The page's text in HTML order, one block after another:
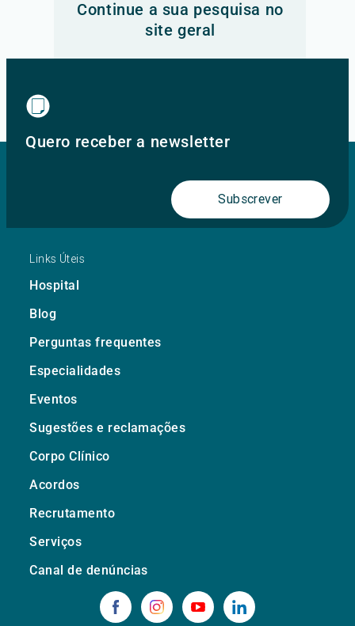
Continue a sua pesquisa no
site geral
Quero receber a newsletter
Subscrever
Links Úteis
Hospital
Blog
Perguntas frequentes
Especialidades
Eventos
Sugestões e reclamações
Corpo Clínico
Acordos
Recrutamento
Serviços
Canal de denúncias